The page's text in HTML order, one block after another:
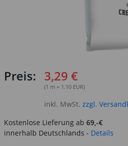
Preis: 3,29 €
(1 m = 1.10 EUR)
inkl. MwSt. zzgl.
Kostenlose Lieferung ab 69,-€
innerhalb Deutschlands - Details